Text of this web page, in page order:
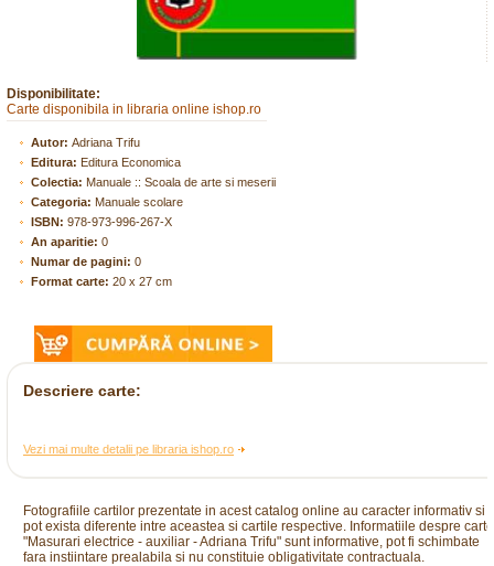
Disponibilitate:
Carte disponibila in libraria online ishop.ro
Autor: Adriana Trifu
Editura: Editura Economica
Colectia: Manuale :: Scoala de arte si meserii
Categoria: Manuale scolare
ISBN: 978-973-996-267-X
An aparitie: 0
Numar de pagini: 0
Format carte: 20 x 27 cm
Descriere carte:
Vezi mai multe detalii pe libraria ishop.ro
Fotografiile cartilor prezentate in acest catalog online au caracter informativ si
pot exista diferente intre aceastea si cartile respective. Informatiile despre
"Masurari electrice - auxiliar - Adriana Trifu" sunt informative, pot fi schimbate
fara instiintare prealabila si nu constituie obligativitate contractuala.